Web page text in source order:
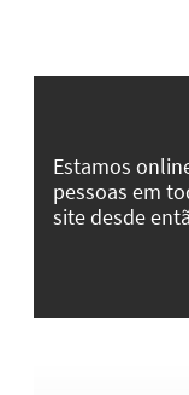
Estamos
pessoas em
site desde